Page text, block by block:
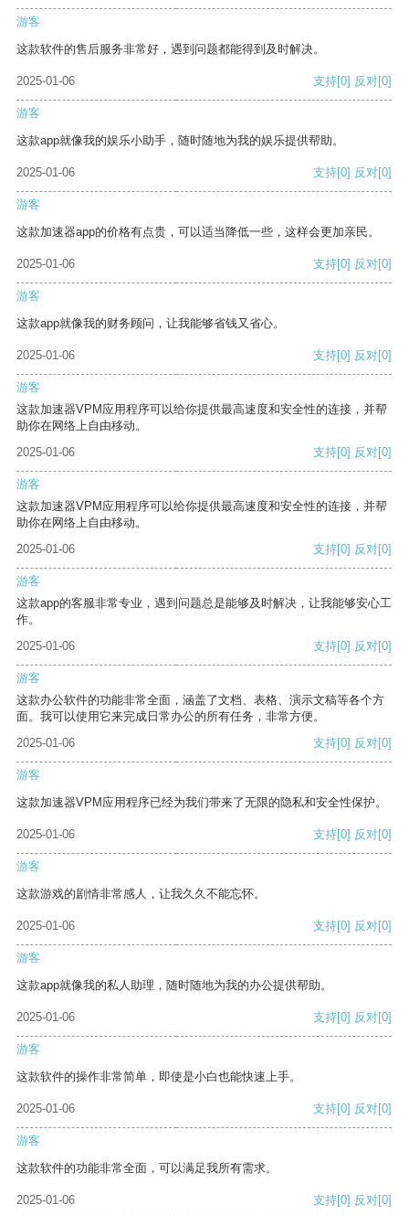
游客
这款软件的售后服务非常好，遇到问题都能得到及时解决。
2025-01-06 支持[0] 反对[0]
游客
这款app就像我的娱乐小助手，随时随地为我的娱乐提供帮助。
2025-01-06 支持[0] 反对[0]
游客
这款加速器app的价格有点贵，可以适当降低一些，这样会更加亲民。
2025-01-06 支持[0] 反对[0]
游客
这款app就像我的财务顾问，让我能够省钱又省心。
2025-01-06 支持[0] 反对[0]
游客
这款加速器VPM应用程序可以给你提供最高速度和安全性的连接，并帮
助你在网络上自由移动。
2025-01-06
支持[0] 反对[0]
游客
这款加速器VPM应用程序可以给你提供最高速度和安全性的连接，并帮
助你在网络上自由移动。
2025-01-06
支持[0] 反对[0]
游客
这款app的客服非常专业，遇到问题总是能够及时解决，让我能够安心工
作。
2025-01-06
支持[0] 反对[0]
游客
这款办公软件的功能非常全面，涵盖了文档、表格、演示文稿等各个方
面。我可以使用它来完成日常办公的所有任务，非常方便。
2025-01-06
支持[0] 反对[0]
游客
这款加速器VPM应用程序已经为我们带来了无限的隐私和安全性保护。
2025-01-06 支持[0] 反对[0]
游客
这款游戏的剧情非常感人，让我久久不能忘怀。
2025-01-06 支持[0] 反对[0]
游客
这款app就像我的私人助理，随时随地为我的办公提供帮助。
2025-01-06 支持[0] 反对[0]
游客
这款软件的操作非常简单，即使是小白也能快速上手。
2025-01-06 支持[0] 反对[0]
游客
这款软件的功能非常全面，可以满足我所有需求。
2025-01-06 支持[0] 反对[0]